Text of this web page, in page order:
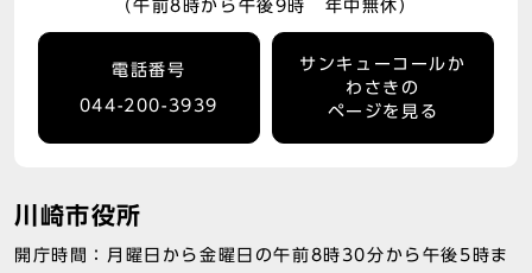
（午前8時から午後9時 年中無休）
電話番号
044-200-3939
サンキューコールか
わさきの
ページを見る
川崎市役所
開庁時間：月曜日から金曜日の午前8時30分から午後5時ま